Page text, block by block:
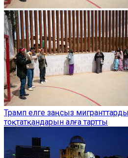
Трамп елге заңсыз
тоқтатқандарын алға тартты